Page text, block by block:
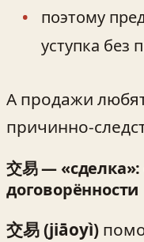
поэтому
уступка без
А продажи
交易 —
договорённости
交易 (jiāoyì)